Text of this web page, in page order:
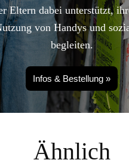
Eltern dabei unterstützt,
von Handys und
begleiten.
Infos & Bestellung »
Ähnlich